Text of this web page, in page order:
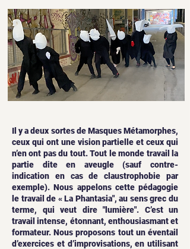
Il y a deux sortes de Masques Métamorphes,
ceux qui ont une vision partielle et ceux qui
n’en ont pas du tout. Tout le monde travail la
partie dite en aveugle (sauf contre-
indication en cas de claustrophobie par
exemple). Nous appelons cette pédagogie
le travail de « La Phantasia", au sens grec du
terme, qui veut dire "lumière". C’est un
travail intense, étonnant, enthousiasmant et
formateur. Nous proposons tout un éventail
d’exercices et d’improvisations, en utilisant